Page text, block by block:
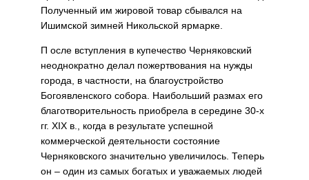
Полученный им жировой товар сбывался на
Ишимской зим­ней Никольской ярмарке.
П осле вступления в купе­чество Черняковский
не­однократно делал пожертвования на нужды
города, в частности, на благоустройство
Богоявленского собора. Наибольший размах его
благотворительность приобрела в середине 30-х
гг. ХIХ в., когда в результате успешной
коммерческой деятельности состояние
Черняков­ского значительно увеличилось. Теперь
он – один из самых богатых и уважаемых людей